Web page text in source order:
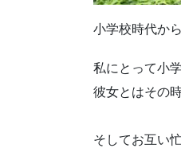
小学校時代か
私にとって小
彼女とはその
そしてお互い